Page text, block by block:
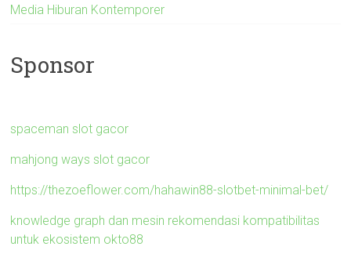
Media Hiburan Kontemporer
Sponsor
spaceman slot gacor
mahjong ways slot gacor
https://thezoeflower.com/hahawin88-slotbet-minimal-bet/
knowledge graph dan mesin rekomendasi kompatibilitas
untuk ekosistem okto88